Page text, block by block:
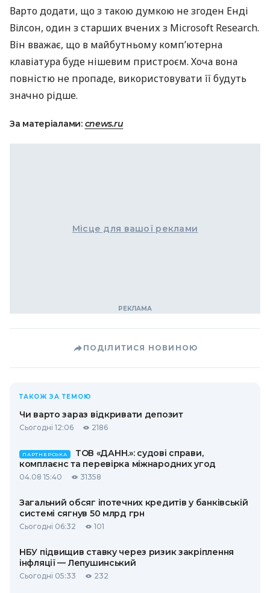
Варто додати, що з такою думкою не згоден Енді
Вілсон, один з старших вчених з Microsoft Research.
Він вважає, що в майбутньому комп’ютерна
клавіатура буде нішевим пристроєм. Хоча вона
повністю не пропаде, використовувати її будуть
значно рідше.
За матеріалами: cnews.ru
Місце для вашої реклами
ПОДІЛИТИСЯ НОВИНОЮ
ТАКОЖ ЗА ТЕМОЮ
Чи варто зараз відкривати депозит
Сьогодні 12:06 2186
ПАРТНЕРСЬКА
ТОВ «ДАНН.»: судові справи,
комплаєнс та перевірка міжнародних угод
04.08 15:40 31358
Загальний обсяг іпотечних кредитів у банківській
системі сягнув 50 млрд грн
Сьогодні 06:32 101
НБУ підвищив ставку через ризик закріплення
інфляції — Лепушинський
Сьогодні 05:33 232